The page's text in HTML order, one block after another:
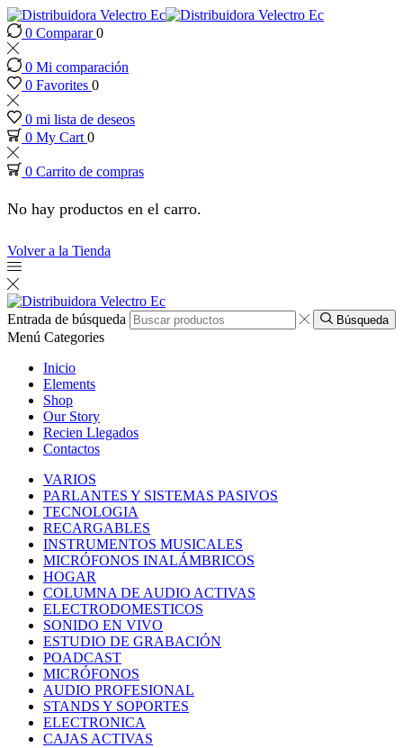
panel
panel
paketleri
panel
panel
panel
panel
panel
panel
panel
panel
panel
0 Comparar0
0 Mi comparación
0 Favorites 0
0 mi lista de deseos
0 My Cart 0
0 Carrito de compras
No hay productos en el carro.
Volver a la Tienda
Entrada de búsqueda Búsqueda
Menú Categories
Inicio
Elements
Shop
Our Story
Recien Llegados
Contactos
VARIOS
PARLANTES Y SISTEMAS PASIVOS
TECNOLOGIA
RECARGABLES
INSTRUMENTOS MUSICALES
MICRÓFONOS INALÁMBRICOS
HOGAR
COLUMNA DE AUDIO ACTIVAS
ELECTRODOMESTICOS
SONIDO EN VIVO
ESTUDIO DE GRABACIÓN
POADCAST
MICRÓFONOS
AUDIO PROFESIONAL
STANDS Y SOPORTES
ELECTRONICA
CAJAS ACTIVAS